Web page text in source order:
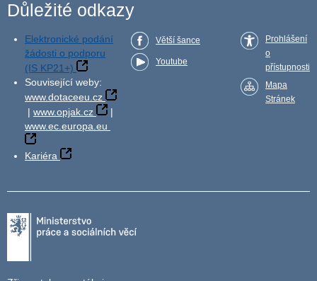
Důležité odkazy
Elektronické podání
žádosti o podporu
(IS KP21+)
Související weby:
www.dotaceeu.cz
| www.opjak.cz
|
www.ec.europa.eu
Kariéra
Větší šance
Youtube
Prohlášení
o
přístupnosti
Mapa
Stránek